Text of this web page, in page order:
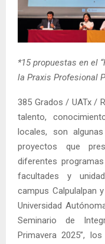
*15 propuestas en el
la Praxis Profesional
385 Grados / UATx /
talento,
locales, son
proyectos que
diferentes
facultades y
campus Calpulalpan
Universidad
Seminario de
Primavera 2025”,